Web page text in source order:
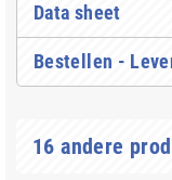
Data sheet
Bestellen -
16 andere